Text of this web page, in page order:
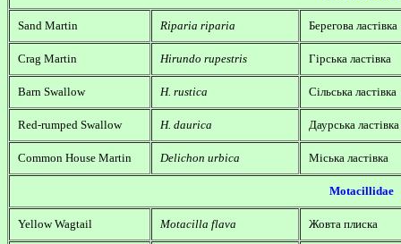
Sand Martin Riparia riparia Берегова ластівка
Crag Martin Hirundo rupestris Гірська ластівка
Barn Swallow H. rustica Сільська ластівка
Red-rumped Swallow H. daurica Даурська ластівка
Common House Martin Delichon urbica Міська ластівка
Motacillidae
Yellow Wagtail Motacilla flava Жовта плиска